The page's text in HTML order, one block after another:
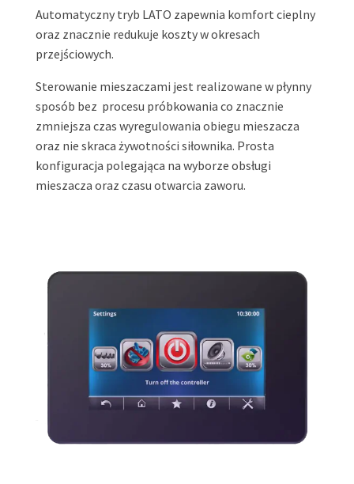
Automatyczny tryb LATO zapewnia komfort cieplny
oraz znacznie redukuje koszty w okresach
przejściowych.
Sterowanie mieszaczami jest realizowane w płynny
sposób bez procesu próbkowania co znacznie
zmniejsza czas wyregulowania obiegu mieszacza
oraz nie skraca żywotności siłownika. Prosta
konfiguracja polegająca na wyborze obsługi
mieszacza oraz czasu otwarcia zaworu.